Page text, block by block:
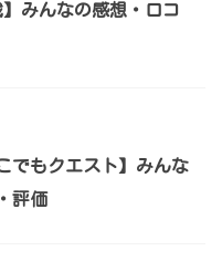
みんなの感想・口コ
でもクエスト】みんな
評価